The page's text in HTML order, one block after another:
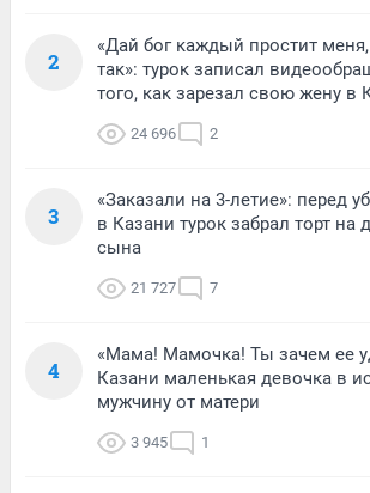
2
«Дай бог каждый простит
так»: турок записал
того, как зарезал свою жену в
24 696 2
3
«Заказали на 3-летие»: перед
в Казани турок забрал торт на
сына
21 727 7
4
«Мама! Мамочка! Ты зачем ее
Казани маленькая девочка в
мужчину от матери
3 945 1